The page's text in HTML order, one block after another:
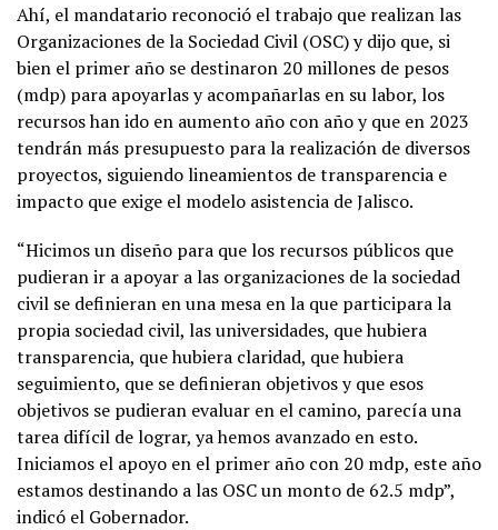
Ahí, el mandatario reconoció el trabajo que realizan las
Organizaciones de la Sociedad Civil (OSC) y dijo que, si
bien el primer año se destinaron 20 millones de pesos
(mdp) para apoyarlas y acompañarlas en su labor, los
recursos han ido en aumento año con año y que en 2023
tendrán más presupuesto para la realización de diversos
proyectos, siguiendo lineamientos de transparencia e
impacto que exige el modelo asistencia de Jalisco.
“Hicimos un diseño para que los recursos públicos que
pudieran ir a apoyar a las organizaciones de la sociedad
civil se definieran en una mesa en la que participara la
propia sociedad civil, las universidades, que hubiera
transparencia, que hubiera claridad, que hubiera
seguimiento, que se definieran objetivos y que esos
objetivos se pudieran evaluar en el camino, parecía una
tarea difícil de lograr, ya hemos avanzado en esto.
Iniciamos el apoyo en el primer año con 20 mdp, este año
estamos destinando a las OSC un monto de 62.5 mdp”,
indicó el Gobernador.